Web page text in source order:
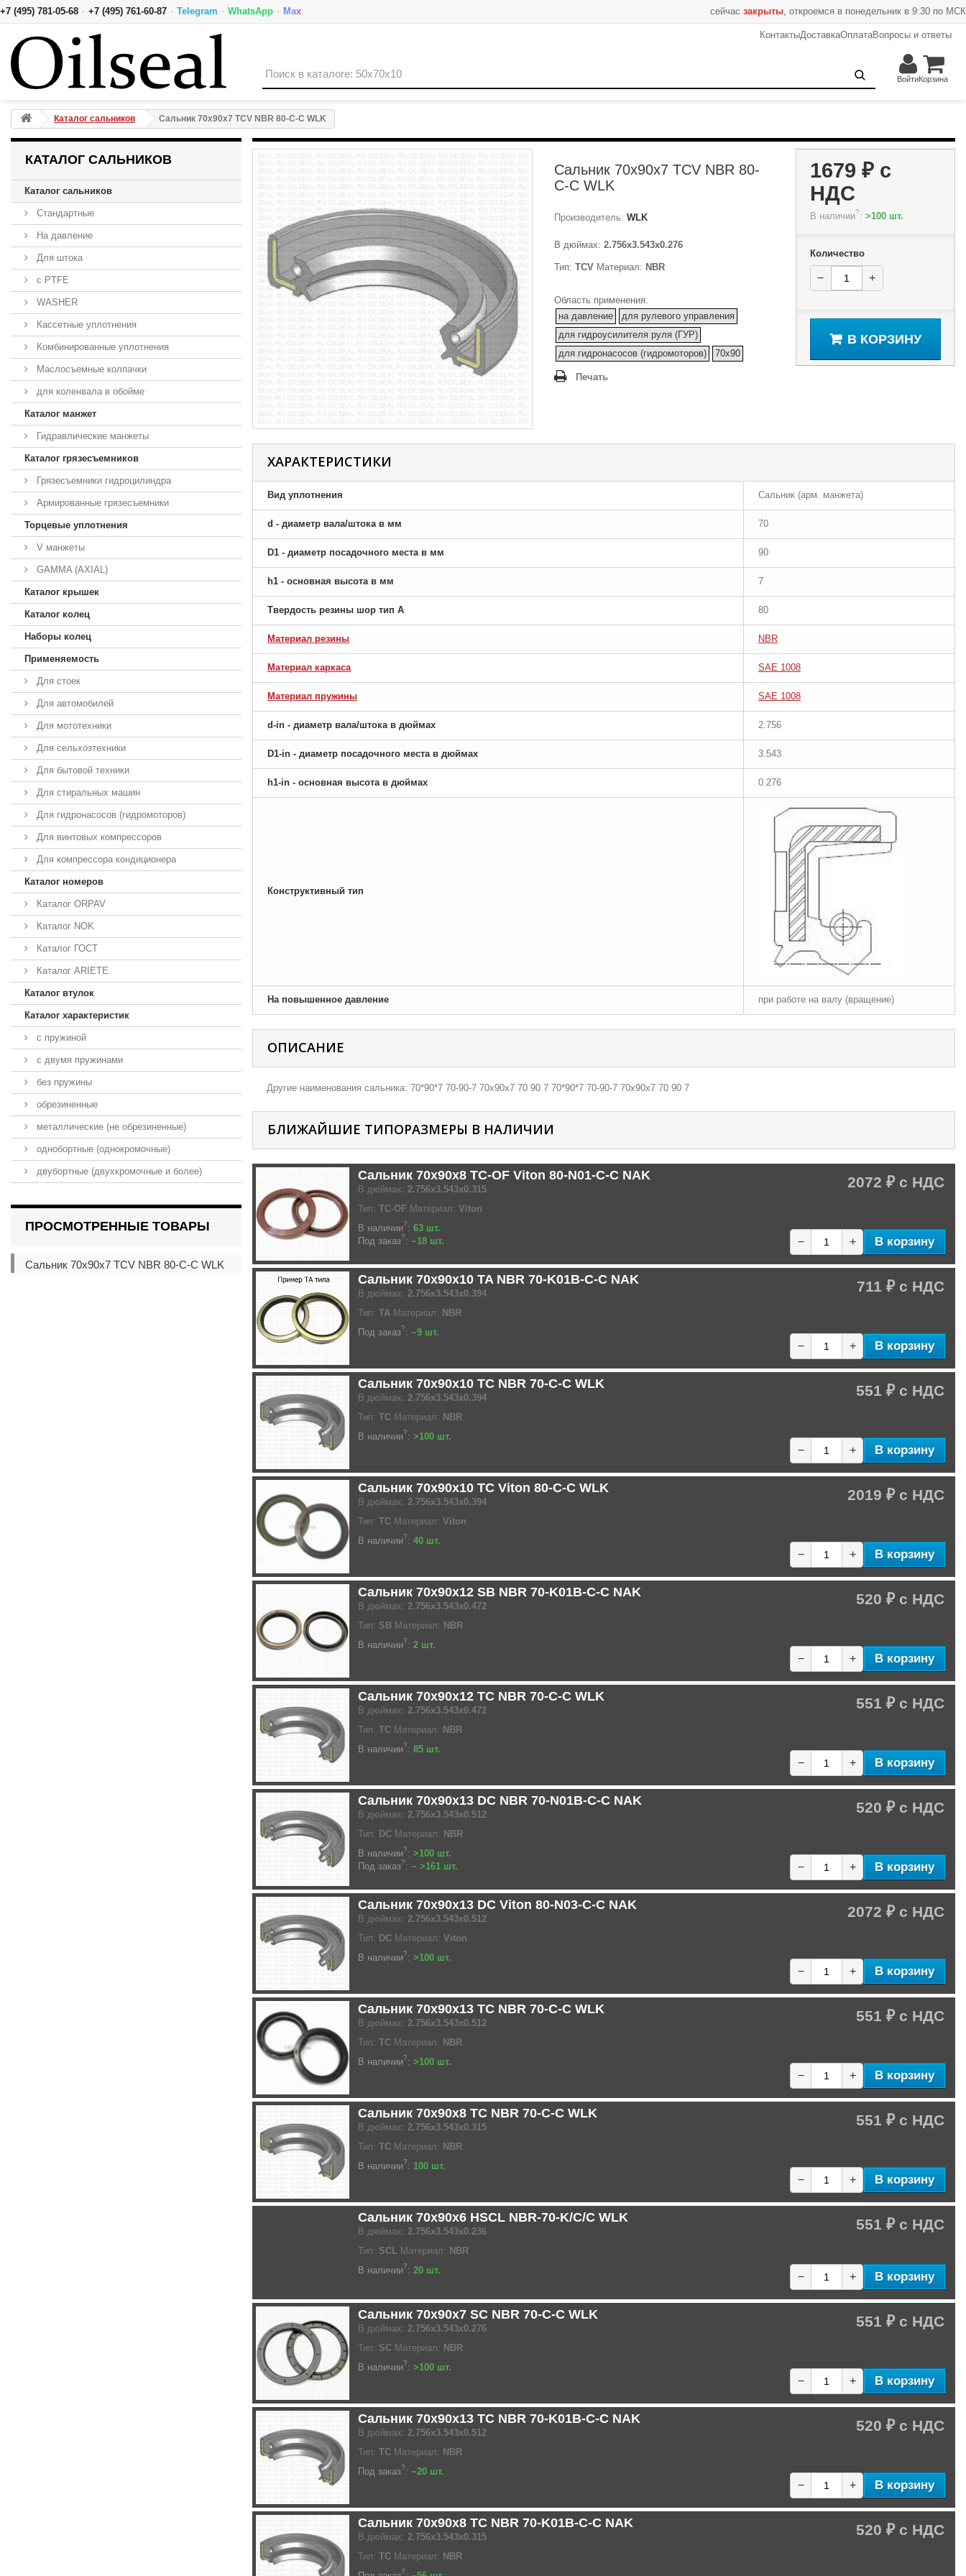
+7 (495) 781-05-68 · +7 (495) 761-60-87 · Telegram · WhatsApp · Max сейчас закрыты, откроемся в понедельник в 9:30 по МСК
КонтактыДоставкаОплатаВопросы и ответы
ВойтиКорзина
Каталог сальников Сальник 70x90x7 TCV NBR 80-C-C WLK
КАТАЛОГ САЛЬНИКОВ
Каталог сальников
Стандартные
На давление
Для штока
с PTFE
WASHER
Кассетные уплотнения
Комбинированные уплотнения
Маслосъемные колпачки
для коленвала в обойме
Каталог манжет
Гидравлические манжеты
Каталог грязесъемников
Грязесъемники гидроцилиндра
Армированные грязесъемники
Торцевые уплотнения
V манжеты
GAMMA (AXIAL)
Каталог крышек
Каталог колец
Наборы колец
Применяемость
Для стоек
Для автомобилей
Для мототехники
Для сельхозтехники
Для бытовой техники
Для стиральных машин
Для гидронасосов (гидромоторов)
Для винтовых компрессоров
Для компрессора кондиционера
Каталог номеров
Каталог ORPAV
Каталог NOK
Каталог ГОСТ
Каталог ARIETE
Каталог втулок
Каталог характеристик
с пружиной
с двумя пружинами
без пружины
обрезиненные
металлические (не обрезиненные)
однобортные (однокромочные)
двубортные (двухкромочные и более)
ПРОСМОТРЕННЫЕ ТОВАРЫ
Сальник 70x90x7 TCV NBR 80-C-C WLK
Сальник 70x90x7 TCV NBR 80-
C-C WLK
Производитель: WLK
В дюймах: 2.756x3.543x0.276
Тип: TCV Материал: NBR
Область применения:
на давление
для рулевого управления
для гидроусилителя руля (ГУР)
для гидронасосов (гидромоторов)
70x90
Печать
1679 ₽с
НДС
В наличии?: >100 шт.
Количество
− +
В КОРЗИНУ
Сальник 70x90x7 TCV NBR 80-C-C WLK + В корзину
ХАРАКТЕРИСТИКИ
Вид уплотнения Сальник (арм. манжета)
d - диаметр вала/штока в мм 70
D1 - диаметр посадочного места в мм 90
h1 - основная высота в мм 7
Твердость резины шор тип A 80
Материал резины NBR
Материал каркаса SAE 1008
Материал пружины SAE 1008
d-in - диаметр вала/штока в дюймах 2.756
D1-in - диаметр посадочного места в дюймах 3.543
h1-in - основная высота в дюймах 0.276
Конструктивный тип
На повышенное давление при работе на валу (вращение)
ОПИСАНИЕ
Другие наименования сальника: 70*90*7 70-90-7 70х90х7 70 90 7 70*90*7 70-90-7 70х90х7 70 90 7
БЛИЖАЙШИЕ ТИПОРАЗМЕРЫ В НАЛИЧИИ
Сальник 70x90x8 TC-OF Viton 80-N01-C-C NAK
В дюймах: 2.756x3.543x0.315
Тип: TC-OF Материал: Viton
В наличии?: 63 шт.
Под заказ?: ~18 шт.
2072 ₽
− + В корзину
Сальник 70x90x10 TA NBR 70-K01B-C-C NAK
В дюймах: 2.756x3.543x0.394
Тип: TA Материал: NBR
Под заказ?: ~9 шт.
711 ₽
− + В корзину
Сальник 70x90x10 TC NBR 70-C-C WLK
В дюймах: 2.756x3.543x0.394
Тип: TC Материал: NBR
В наличии?: >100 шт.
551 ₽
− + В корзину
Сальник 70x90x10 TC Viton 80-C-C WLK
В дюймах: 2.756x3.543x0.394
Тип: TC Материал: Viton
В наличии?: 40 шт.
2019 ₽
− + В корзину
Сальник 70x90x12 SB NBR 70-K01B-C-C NAK
В дюймах: 2.756x3.543x0.472
Тип: SB Материал: NBR
В наличии?: 2 шт.
520 ₽
− + В корзину
Сальник 70x90x12 TC NBR 70-C-C WLK
В дюймах: 2.756x3.543x0.472
Тип: TC Материал: NBR
В наличии?: 85 шт.
551 ₽
− + В корзину
Сальник 70x90x13 DC NBR 70-N01B-C-C NAK
В дюймах: 2.756x3.543x0.512
Тип: DC Материал: NBR
В наличии?: >100 шт.
Под заказ?: ~ >161 шт.
520 ₽
− + В корзину
Сальник 70x90x13 DC Viton 80-N03-C-C NAK
В дюймах: 2.756x3.543x0.512
Тип: DC Материал: Viton
В наличии?: >100 шт.
2072 ₽
− + В корзину
Сальник 70x90x13 TC NBR 70-C-C WLK
В дюймах: 2.756x3.543x0.512
Тип: TC Материал: NBR
В наличии?: >100 шт.
551 ₽
− + В корзину
Сальник 70x90x8 TC NBR 70-C-C WLK
В дюймах: 2.756x3.543x0.315
Тип: TC Материал: NBR
В наличии?: 100 шт.
551 ₽
− + В корзину
Сальник 70x90x6 HSCL NBR-70-K/C/C WLK
В дюймах: 2.756x3.543x0.236
Тип: SCL Материал: NBR
В наличии?: 20 шт.
551 ₽
− + В корзину
Сальник 70x90x7 SC NBR 70-C-C WLK
В дюймах: 2.756x3.543x0.276
Тип: SC Материал: NBR
В наличии?: >100 шт.
551 ₽
− + В корзину
Сальник 70x90x13 TC NBR 70-K01B-C-C NAK
В дюймах: 2.756x3.543x0.512
Тип: TC Материал: NBR
Под заказ?: ~20 шт.
520 ₽
− + В корзину
Сальник 70x90x8 TC NBR 70-K01B-C-C NAK
В дюймах: 2.756x3.543x0.315
Тип: TC Материал: NBR
?
520 ₽